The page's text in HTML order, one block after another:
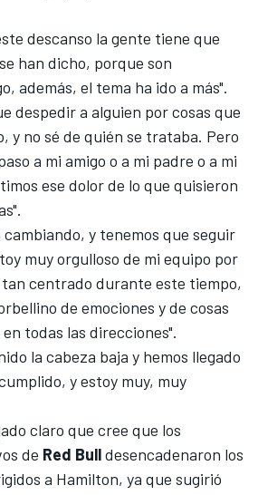
descanso la gente tiene que
han dicho, porque son
además, el tema ha ido a más".
despedir a alguien por cosas que
y no sé de quién se trataba. Pero
a mi amigo o a mi padre o a mi
ese dolor de lo que quisieron
y tenemos que seguir
muy orgulloso de mi equipo por
centrado durante este tiempo,
de emociones y de cosas
todas las direcciones".
la cabeza baja y hemos llegado
y estoy muy, muy
claro que cree que los
de Red Bulldesencadenaron los
a Hamilton, ya que sugirió